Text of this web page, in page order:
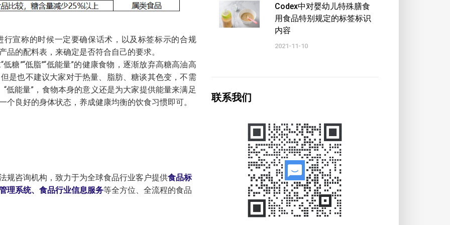
宣称的时候一定要确保话术，以及标签标示的合规
的配料表，来确定是否符合自己的要求。
糖”“低脂”“低能量”的健康食物，逐渐放弃高糖高油高
是也不建议大家对于热量、脂肪、糖谈其色变，不需
“低能量”，食物本身的意义还是为大家提供能量来满足
良好的身体状态，养成健康均衡的饮食习惯即可。
规咨询机构，致力于为全球食品行业客户提供食品标
理系统、食品行业信息服务等全方位、全流程的食品
Codex中对婴幼儿特殊膳食
用食品特别规定的标签标识
内容
2021-11-10
联系我们